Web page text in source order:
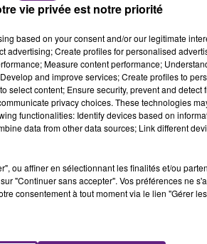
« The Voice Kids ». Tous les
de Patrick Fiori. Cinq ans plus
dans la musique, passion qu’elle
l’université de Dijon, Cassidy fait
» où d’anciens candidats
Dès la maternelle, elle fait partie
dans la musique, à l’image de
dont After Midnight.
vie privée est notre priorité
based on your consent and/or our legitimate
advertising; Create profiles for personalised
Measure content performance;
and improve services; Create profiles to
select content; Ensure security, prevent and detect
privacy choices. These technologies
functionalities: Identify devices based on
data from other data sources; Link different
ou affiner en sélectionnant les finalités et/ou
"Continuer sans accepter". Vos préférences ne
consentement à tout moment via le lien "Gérer